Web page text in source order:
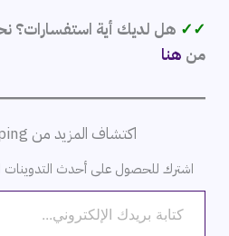
✓✓ هل لديك أية استفسارات؟
من هنا
اكتشاف المزيد من Ayatie Shopping
اشترك للحصول على أحدث التدوينات
كتابة بريدك الإلكتروني...